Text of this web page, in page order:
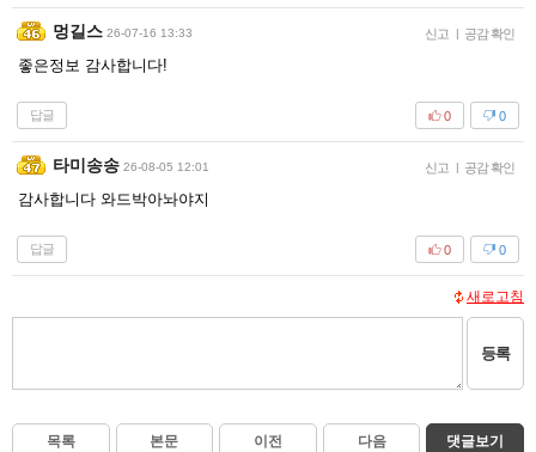
멍길스 26-07-16 13:33 신고 | 공감 확인
좋은정보 감사합니다!
답글 0
0
타미송송 26-08-05 12:01 신고 | 공감 확인
감사합니다 와드박아놔야지
답글 0
0
새로고침
등록
목록 본문 이전 다음 댓글보기